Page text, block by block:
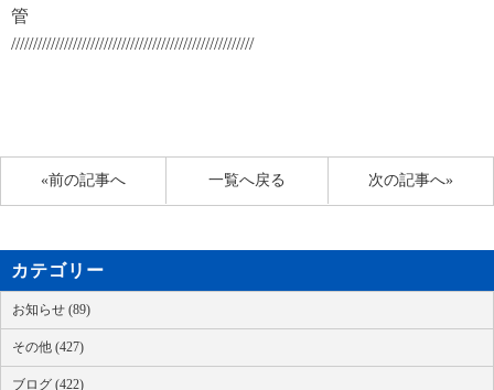
管
///////////////////////////////////////////////////////
«前の記事へ 次の記事へ»
一覧へ戻る
カテゴリー
お知らせ (89)
その他 (427)
ブログ (422)